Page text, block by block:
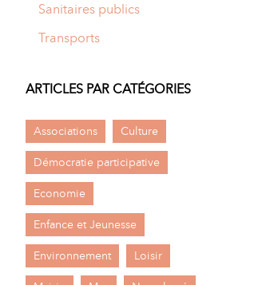
Sanitaires publics
Transports
ARTICLES PAR CATÉGORIES
Associations Culture
Démocratie participative
Economie
Enfance et Jeunesse
Environnement Loisir